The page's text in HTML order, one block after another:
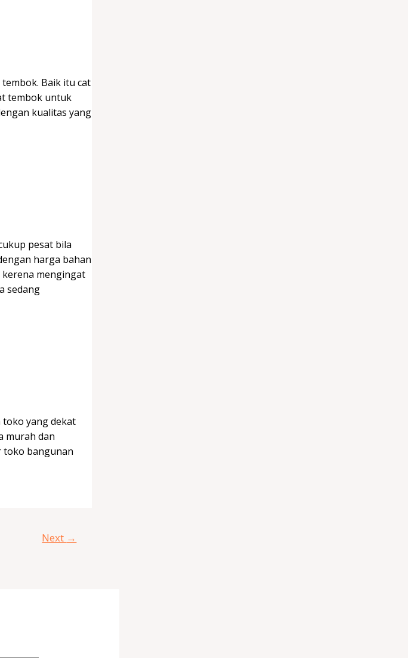
Baik itu cat
tembok untuk
kualitas yang
pesat bila
harga bahan
mengingat
sedang
toko yang dekat
murah dan
toko bangunan
Next →